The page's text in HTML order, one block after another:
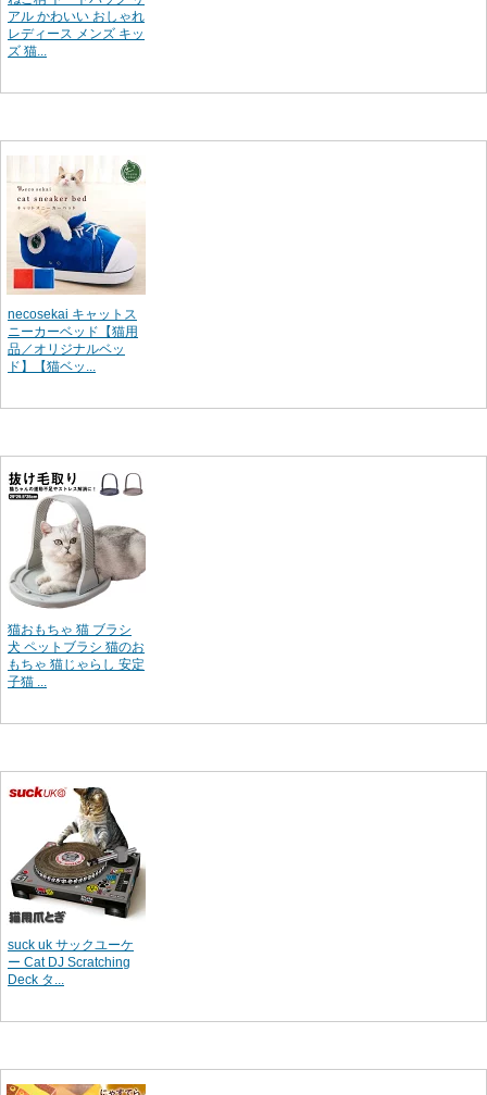
アル かわいい おしゃれ
レディース メンズ キッ
ズ 猫...
necosekai キャットス
ニーカーベッド【猫用
品／オリジナルベッ
ド】【猫ベッ...
猫おもちゃ 猫 ブラシ
犬 ペットブラシ 猫のお
もちゃ 猫じゃらし 安定
子猫 ...
suck uk サックユーケ
ー Cat DJ Scratching
Deck タ...